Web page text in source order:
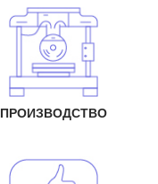
ПРОИЗВОДСТВО